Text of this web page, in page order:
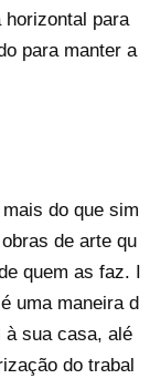
horizontal para
para manter a
do que sim
de arte qu
quem as faz. I
uma maneira d
à sua casa, alé
do trabal